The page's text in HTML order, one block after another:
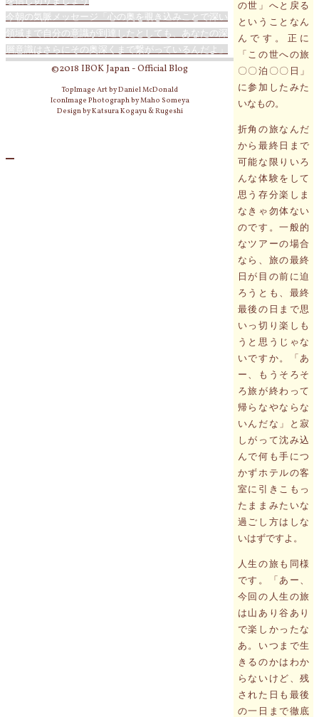
の世」へと戻る
ということなん
んです。正に
「この世への旅
〇〇泊〇〇日」
に参加したみた
いなもの。
折角の旅なんだ
から最終日まで
可能な限りいろ
んな体験をして
思う存分楽しま
なきゃ勿体ない
のです。一般的
なツアーの場合
なら、旅の最終
日が目の前に迫
ろうとも、最終
最後の日まで思
いっ切り楽しも
うと思うじゃな
いですか。「あ
ー、もうそろそ
ろ旅が終わって
帰らなやならな
いんだな」と寂
しがって沈み込
んで何も手につ
かずホテルの客
室に引きこもっ
たままみたいな
過ごし方はしな
いはずですよ。
人生の旅も同様
です。「あー、
今回の人生の旅
は山あり谷あり
で楽しかったな
あ。いつまで生
きるのかはわか
らないけど、残
された日も最後
の一日まで徹底
今朝の気脈メッセージ「心の奥を覗き込みことで深い
領域まで自分の意識が到達したとしても、あなたの深
層意識はさらにその奥深くまで繋がっているんだよ」
©2018 IBOK Japan - Official Blog
TopImage Art by Daniel McDonald
IconImage Photograph by Maho Someya
Design by Katsura Kogayu & Rugeshi